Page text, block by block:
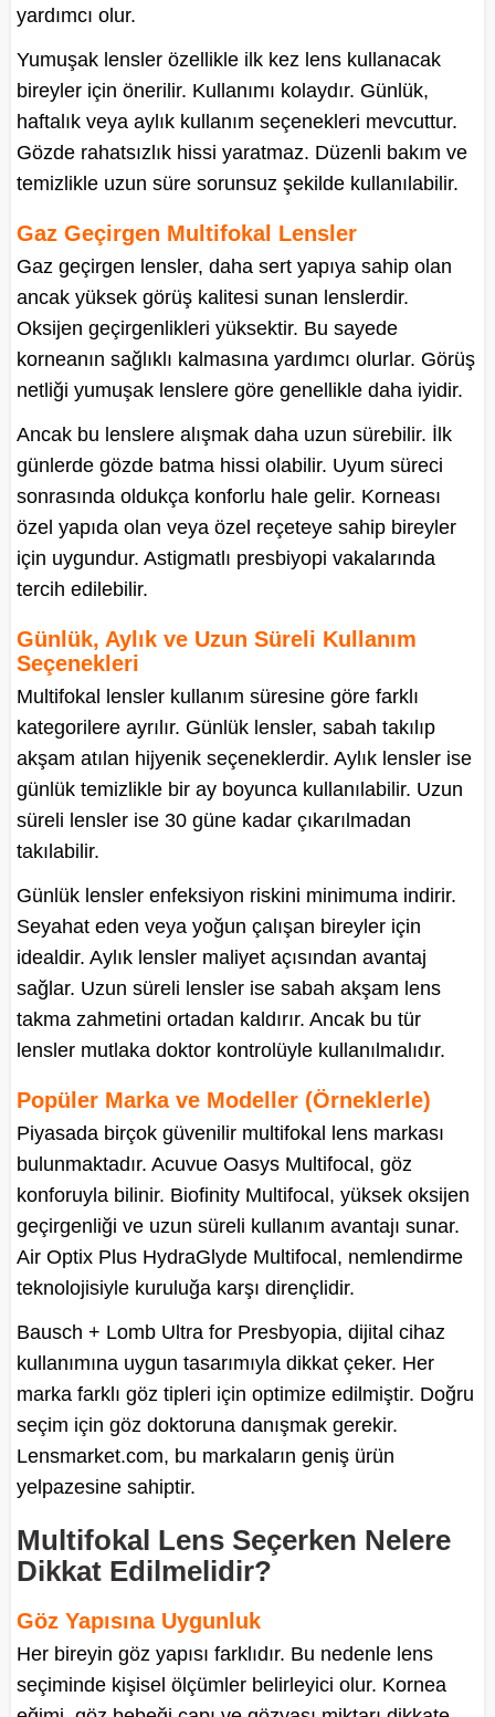
yardımcı olur.
Yumuşak lensler özellikle ilk kez lens kullanacak
bireyler için önerilir. Kullanımı kolaydır. Günlük,
haftalık veya aylık kullanım seçenekleri mevcuttur.
Gözde rahatsızlık hissi yaratmaz. Düzenli bakım ve
temizlikle uzun süre sorunsuz şekilde kullanılabilir.
Gaz Geçirgen Multifokal Lensler
Gaz geçirgen lensler, daha sert yapıya sahip olan
ancak yüksek görüş kalitesi sunan lenslerdir.
Oksijen geçirgenlikleri yüksektir. Bu sayede
korneanın sağlıklı kalmasına yardımcı olurlar. Görüş
netliği yumuşak lenslere göre genellikle daha iyidir.
Ancak bu lenslere alışmak daha uzun sürebilir. İlk
günlerde gözde batma hissi olabilir. Uyum süreci
sonrasında oldukça konforlu hale gelir. Korneası
özel yapıda olan veya özel reçeteye sahip bireyler
için uygundur. Astigmatlı presbiyopi vakalarında
tercih edilebilir.
Günlük, Aylık ve Uzun Süreli Kullanım
Seçenekleri
Multifokal lensler kullanım süresine göre farklı
kategorilere ayrılır. Günlük lensler, sabah takılıp
akşam atılan hijyenik seçeneklerdir. Aylık lensler ise
günlük temizlikle bir ay boyunca kullanılabilir. Uzun
süreli lensler ise 30 güne kadar çıkarılmadan
takılabilir.
Günlük lensler enfeksiyon riskini minimuma indirir.
Seyahat eden veya yoğun çalışan bireyler için
idealdir. Aylık lensler maliyet açısından avantaj
sağlar. Uzun süreli lensler ise sabah akşam lens
takma zahmetini ortadan kaldırır. Ancak bu tür
lensler mutlaka doktor kontrolüyle kullanılmalıdır.
Popüler Marka ve Modeller (Örneklerle)
Piyasada birçok güvenilir multifokal lens markası
bulunmaktadır. Acuvue Oasys Multifocal, göz
konforuyla bilinir. Biofinity Multifocal, yüksek oksijen
geçirgenliği ve uzun süreli kullanım avantajı sunar.
Air Optix Plus HydraGlyde Multifocal, nemlendirme
teknolojisiyle kuruluğa karşı dirençlidir.
Bausch + Lomb Ultra for Presbyopia, dijital cihaz
kullanımına uygun tasarımıyla dikkat çeker. Her
marka farklı göz tipleri için optimize edilmiştir. Doğru
seçim için göz doktoruna danışmak gerekir.
Lensmarket.com, bu markaların geniş ürün
yelpazesine sahiptir.
Multifokal Lens Seçerken Nelere
Dikkat Edilmelidir?
Göz Yapısına Uygunluk
Her bireyin göz yapısı farklıdır. Bu nedenle lens
seçiminde kişisel ölçümler belirleyici olur. Kornea